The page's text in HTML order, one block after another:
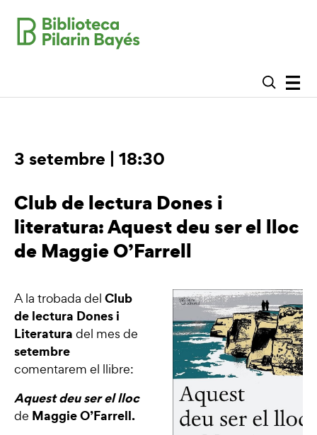
3 setembre | 18:30
Club de lectura Dones i
literatura: Aquest deu ser el lloc
de Maggie O’Farrell
A la trobada del Club
de lectura Dones i
Literatura del mes de
setembre
comentarem el llibre:
Aquest deu ser el lloc
de Maggie O’Farrell.